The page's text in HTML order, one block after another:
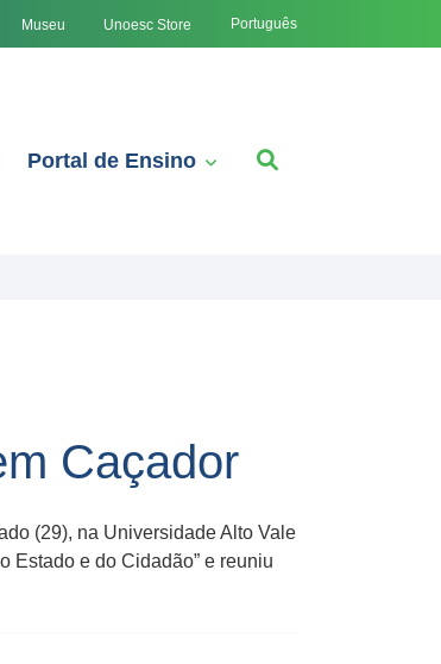
Museu Unoesc Store Português
Portal de Ensino
Caçador
(29), na Universidade Alto Vale
Estado e do Cidadão” e reuniu